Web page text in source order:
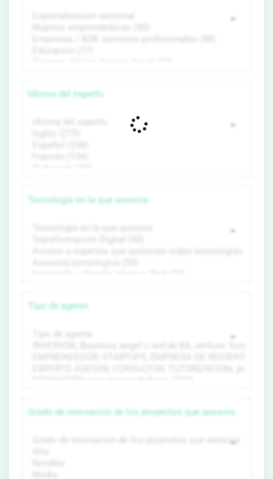
Idioma del experto
Tecnología en la que asesora
Tipo de agente
Grado de innovación de los proyectos que asesora